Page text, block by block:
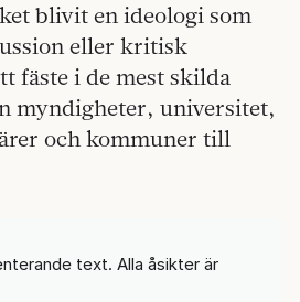
blivit en ideologi som
eller kritisk
fäste i de mest skilda
myndigheter, universitet,
och kommuner till
text. Alla åsikter är